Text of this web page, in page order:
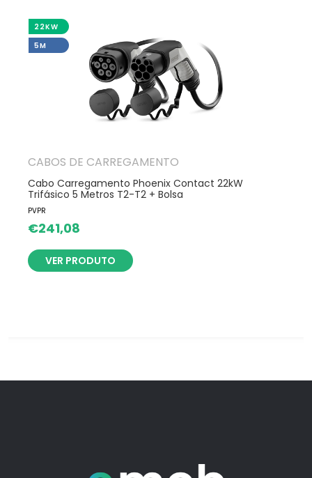
CABOS DE CARREGAMENTO
Cabo Carregamento Phoenix Contact 22kW
Trifásico 5 Metros T2-T2 + Bolsa
PVPR
€241,08
VER PRODUTO
22KW
5M